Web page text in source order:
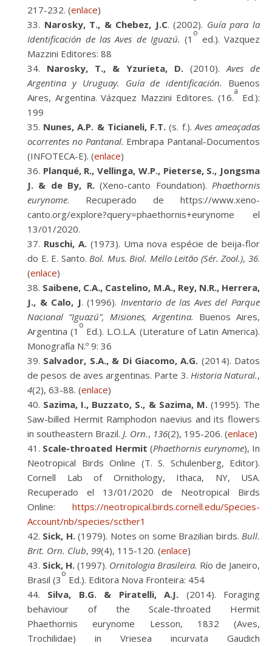
217-232. (enlace)
Narosky, T., & Chebez, J.C. (2002). Guía para la
Identificación de las Aves de Iguazú. (1
o
ed.). Vazquez
Mazzini Editores: 88
Narosky, T., & Yzurieta, D. (2010).Aves de
Argentina y Uruguay. Guía de identificación. Buenos
Aires, Argentina. Vázquez Mazzini Editores. (16.
a
Ed.):
199
Nunes, A.P. & Ticianeli, F.T. (s. f.).Aves ameaçadas
ocorrentes no Pantanal. Embrapa Pantanal-Documentos
(INFOTECA-E). (enlace)
Planqué, R., Vellinga, W.P., Pieterse, S., Jongsma
J. & de By, R.(Xeno-canto Foundation).Phaethornis
eurynome. Recuperado de https://www.xeno-
canto.org/explore?query=phaethornis+eurynome el
13/01/2020.
Ruschi, A. (1973). Uma nova espécie de beija-flor
do E. E. Santo.Bol. Mus. Biol. Mello Leitão (Sér. Zool.),36.
(enlace)
Saibene, C.A., Castelino, M.A., Rey, N.R., Herrera,
J., & Calo, J. (1996).Inventario de las Aves del Parque
Nacional “Iguazú”, Misiones, Argentina. Buenos Aires,
Argentina (1
o
Ed.). L.O.L.A. (Literature of Latin America).
Monografía N.º 9: 36
Salvador, S.A., & Di Giacomo, A.G. (2014). Datos
de pesos de aves argentinas. Parte 3. Historia Natural.,
4(2), 63-88. (enlace)
Sazima, I., Buzzato, S., & Sazima, M.(1995). The
Saw-billed Hermit Ramphodon naevius and its flowers
in southeastern Brazil. J. Orn., 136(2), 195-206. (enlace)
Scale-throated Hermit (Phaethornis eurynome), In
Neotropical Birds Online (T. S. Schulenberg, Editor).
Cornell Lab of Ornithology, Ithaca, NY, USA.
Recuperado el 13/01/2020 de Neotropical Birds
Online: https://neotropical.birds.cornell.edu/Species-
Account/nb/species/scther1
Sick, H.(1979). Notes on some Brazilian birds.Bull.
Brit. Orn. Club, 99(4), 115-120. (enlace)
Sick, H. (1997). Ornitologia Brasileira. Río de Janeiro,
Brasil (3
o
Ed.). Editora Nova Fronteira: 454
Silva, B.G. & Piratelli, A.J. (2014). Foraging
behaviour of the Scale-throated Hermit
Phaethornis eurynome Lesson, 1832 (Aves,
Trochilidae) in Vriesea incurvata Gaudich